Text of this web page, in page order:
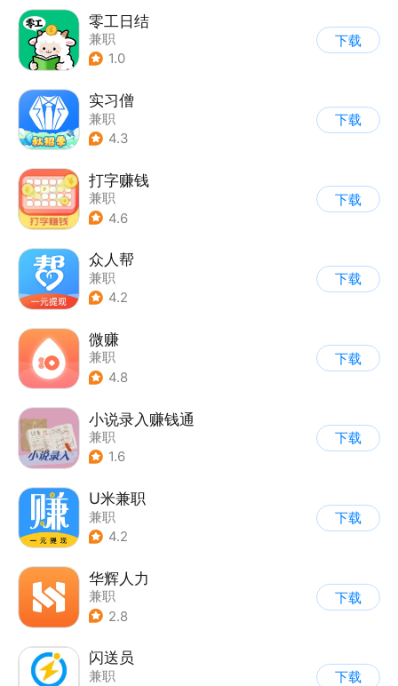
零工日结
兼职
1.0
下载
实习僧
兼职
4.3
下载
打字赚钱
兼职
4.6
下载
众人帮
兼职
4.2
下载
微赚
兼职
4.8
下载
小说录入赚钱通
兼职
1.6
下载
U米兼职
兼职
4.2
下载
华辉人力
兼职
2.8
下载
闪送员
兼职
下载